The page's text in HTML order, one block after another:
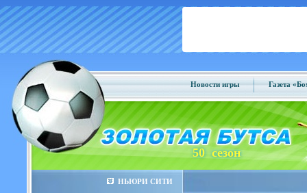
Новости игры Газета
50 сезон
НЬЮРИ СИТИ